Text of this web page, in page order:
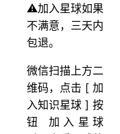
⚠️加入星球如果
不满意，三天内
包退。
微信扫描上方二
维码，点击 [ 加
入知识星球 ] 按
钮 加入星球